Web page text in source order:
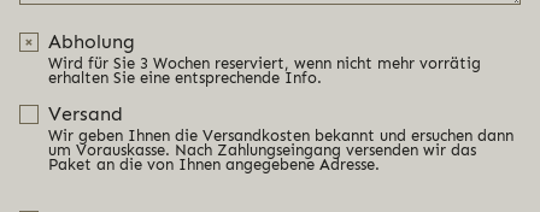
Abholung
Wird für Sie 3 Wochen reserviert, wenn nicht mehr vorrätig
erhalten Sie eine entsprechende Info.
Versand
Wir geben Ihnen die Versandkosten bekannt und ersuchen dann
um Vorauskasse. Nach Zahlungseingang versenden wir das
Paket an die von Ihnen angegebene Adresse.